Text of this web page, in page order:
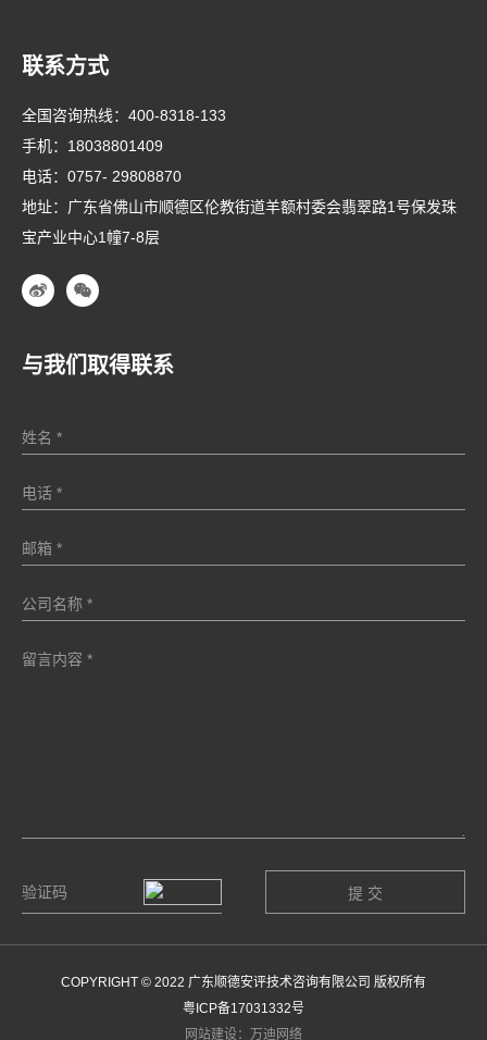
联系方式
全国咨询热线： 400-8318-133
手机： 18038801409
电话： 0757- 29808870
地址：广东省佛山市顺德区伦教街道羊额村委会翡翠路1号保发珠
宝产业中心1幢7-8层
与我们取得联系
COPYRIGHT © 2022 广东顺德安评技术咨询有限公司 版权所有
粤ICP备17031332号
网站建设：万迪网络